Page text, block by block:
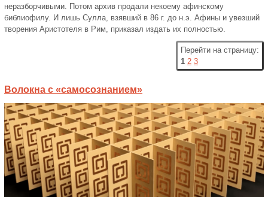
неразборчивыми. Потом архив продали некоему афинскому
библиофилу. И лишь Сулла, взявший в 86 г. до н.э. Афины и увезший
творения Аристотеля в Рим, приказал издать их полностью.
Перейти на страницу:
1 2 3
Волокна с «самосознанием»